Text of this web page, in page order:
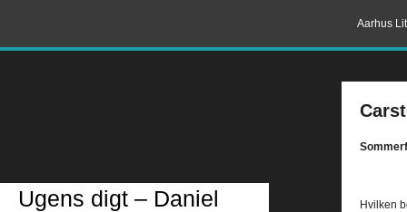
Aarhus
Hvilken
Ugens digt – Daniel